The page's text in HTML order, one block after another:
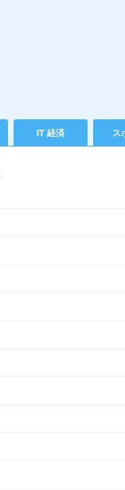
IT 経済 ス